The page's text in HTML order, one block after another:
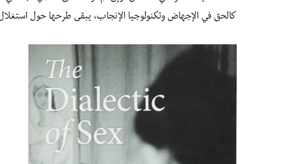
كالحق في الإجهاض وتكنولوجيا الإنجاب، يبقى طرحها حول استغلال